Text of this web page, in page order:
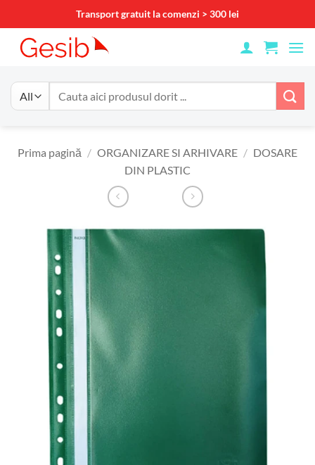
to
content
Transport gratuit la comenzi > 300 lei
Prima pagină / ORGANIZARE SI ARHIVARE / DOSARE
DIN PLASTIC